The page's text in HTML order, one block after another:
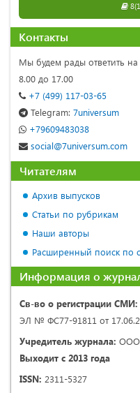
Контакты
Мы будем рады ответить
8.00 до 17.00
+7 (499) 117-03-65
Telegram: 7universum
+79609483038
social@7universum.com
Читателям
Архив выпусков
Статьи по рубрикам
Наши авторы
Расширенный поиск по
Информация о
Св-во о регистрации СМИ:
ЭЛ № ФС77-91811 от
Учредитель журнала: ООО
Выходит с 2013 года
ISSN: 2311-5327